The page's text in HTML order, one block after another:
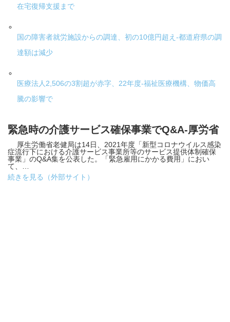
在宅復帰支援まで
国の障害者就労施設からの調達、初の10億円超え-都道府県の調
達額は減少
医療法人2,506の3割超が赤字、22年度-福祉医療機構、物価高
騰の影響で
緊急時の介護サービス確保事業でQ&A-厚労省
厚生労働省老健局は14日、2021年度「新型コロナウイルス感染
症流行下における介護サービス事業所等のサービス提供体制確保
事業」のQ&A集を公表した。「緊急雇用にかかる費用」におい
て、…
続きを見る（外部サイト）